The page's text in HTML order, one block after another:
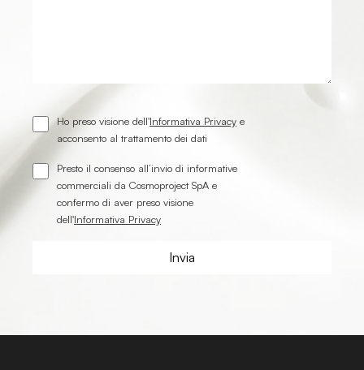
Ho preso visione dell'Informativa Privacy e
acconsento al trattamento dei dati
Presto il consenso all’invio di informative
commerciali da Cosmoproject SpA e
confermo di aver preso visione
dell'Informativa Privacy